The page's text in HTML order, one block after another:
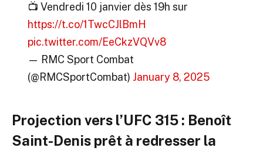
📺 Vendredi 10 janvier dès 19h sur
https://t.co/1TwcCJlBmH
pic.twitter.com/EeCkzVQVv8
— RMC Sport Combat
(@RMCSportCombat) January 8, 2025
Projection vers l’UFC 315 : Benoît
Saint-Denis prêt à redresser la